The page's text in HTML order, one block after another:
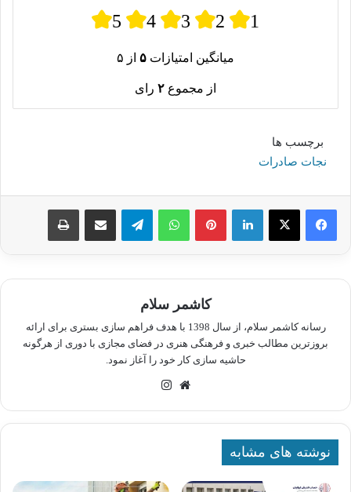
5 4 3 2 1
میانگین امتیازات ۵ از ۵
از مجموع ۲ رای
برچسب ها
نجات صادرات
لینکدین پینترستواتس آپ تلگرام اشتراک گذاری از طریق ایمیل چاپ
کاشمر سلام
رسانه کاشمر سلام، از سال 1398 با هدف فراهم سازی بستری برای ارائه
بروزترین مطالب خبری و فرهنگی هنری در فضای مجازی با دوری از هرگونه
حاشیه سازی کار خود را آغاز نمود.
وبسایت
نوشته های مشابه